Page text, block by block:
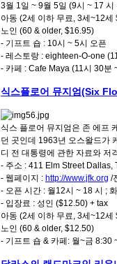
3월 1일 ~ 9월 5일 (9시 ~ 17
아동 (2세 이하 무료, 3세~12세
노인 (60 & older, $16.95)
- 기프트 숍 : 10시 ~ 5시 오픈
- 레스토랑 : eighteen-O-one
- 카페 : Cafe Maya (11시 30분
식스플로어 뮤지엄(Six
식스 플로어 뮤지엄은 존 에프
던 곳인데 1963년 오스왈드가
디 전 대통령에 관한 자료와 저
- 주소 : 411 Elm Street Dallas,
- 웹페이지 : http://www.jfk.org /
- 오픈 시간 : 월12시 ~ 18 시 ;
- 입장료 : 성인 ($12.50) + tax
아동 (2세 이하 무료, 3세~12세
노인 (60 & older, $12.50)
- 기프트 숍 & 카페: 월~금 8:30